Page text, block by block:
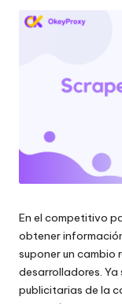
d
a
l
e
s
p
a
de
mucho
En el competitivo
obtener
suponer un cambio
desarrolladores.
publicitarias de la